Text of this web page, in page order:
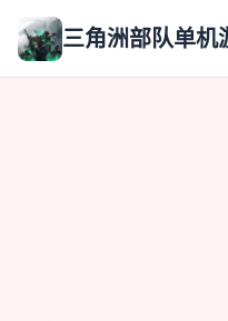
三角洲部队单机